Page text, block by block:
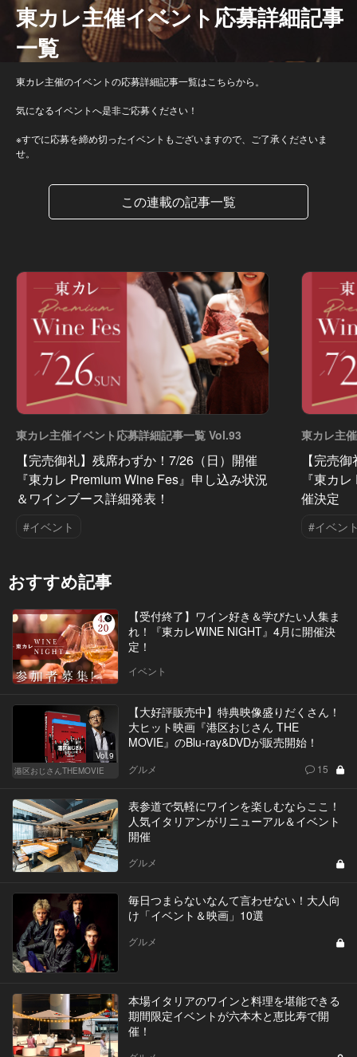
東カレ主催イベント応募詳細記事
一覧
東カレ主催のイベントの応募詳細記事一覧はこちらから。
気になるイベントへ是非ご応募ください！
※すでに応募を締め切ったイベントもございますので、ご了承くださいま
せ。
この連載の記事一覧
東カレ主催イベント応募詳細記事一覧 Vol.93
【完売御礼】残席わずか！7/26（日）開催
『東カレ Premium Wine Fes』申し込み状況
＆ワインブース詳細発表！
#イベント
東カレ主
【完売
『東カ
催決定
#イベン
おすすめ記事
【受付終了】ワイン好き＆学びたい人集ま
れ！『東カレWINE NIGHT』4月に開催決
定！
イベント
Vol.9
港区おじさんTHEMOVIE
【大好評販売中】特典映像盛りだくさん！
大ヒット映画『港区おじさん THE
MOVIE』のBlu-ray&DVDが販売開始！
グルメ 15
表参道で気軽にワインを楽しむならここ！
人気イタリアンがリニューアル＆イベント
開催
グルメ
毎日つまらないなんて言わせない！大人向
け「イベント＆映画」10選
グルメ
本場イタリアのワインと料理を堪能できる
期間限定イベントが六本木と恵比寿で開
催！